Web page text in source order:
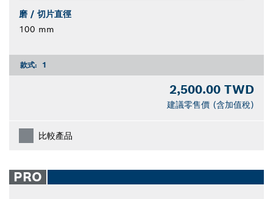
磨 / 切片直徑
100 mm
款式: 1
2,500.00 TWD
建議零售價 (含加值稅)
比較產品
PRO